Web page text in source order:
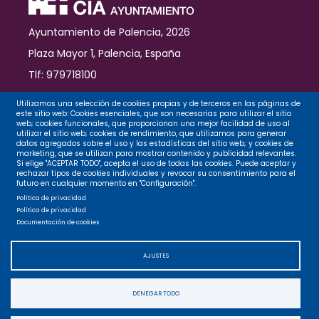
Ayuntamiento de Palencia, 2026
Plaza Mayor 1, Palencia, España
Tlf: 979718100
Contacto
Legal
Privacidad
Accesibilidad
Utilizamos una selección de cookies propias y de terceros en las páginas de
este sitio web: Cookies esenciales, que son necesarias para utilizar el sitio
web; cookies funcionales, que proporcionan una mejor facilidad de uso al
utilizar el sitio web; cookies de rendimiento, que utilizamos para generar
datos agregados sobre el uso y las estadísticas del sitio web; y cookies de
marketing, que se utilizan para mostrar contenido y publicidad relevantes.
Si elige "ACEPTAR TODO", acepta el uso de todas las cookies. Puede aceptar y
rechazar tipos de cookies individuales y revocar su consentimiento para el
futuro en cualquier momento en "Configuración".
Política de privacidad
Política de privacidad
Documentación de cookies
AJUSTES
DENEGAR TODO